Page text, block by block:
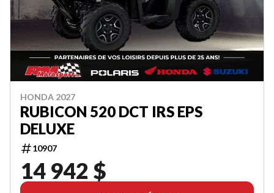
HONDA 2027
RUBICON 520 DCT IRS EPS
DELUXE
10907
14 942 $